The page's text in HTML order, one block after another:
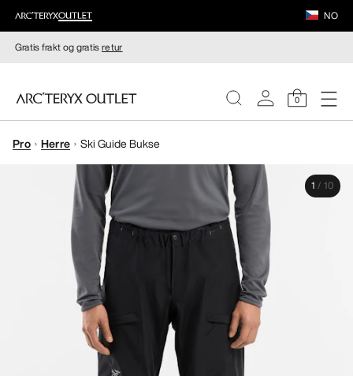
NO
Gratis frakt og gratisretur
0
DAMER
HERRER
Pro Herre Ski Guide Bukse
1 / 10